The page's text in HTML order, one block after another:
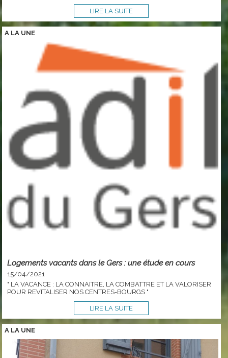
LIRE LA SUITE
A LA UNE
Logements vacants dans le Gers : une étude en cours
15/04/2021
" LA VACANCE : LA CONNAITRE, LA COMBATTRE ET LA VALORISER
POUR REVITALISER NOS CENTRES-BOURGS "
LIRE LA SUITE
A LA UNE